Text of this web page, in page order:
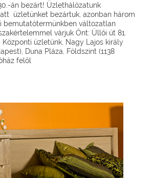
án bezárt! Üzlethálózatunk
üzletünket bezártuk, azonban három
bemutatótermünkben változatlan
várjuk Önt: Üllői út 81.
Központi üzletünk, Nagy Lajos király
Duna Pláza, Földszint (1138
felől